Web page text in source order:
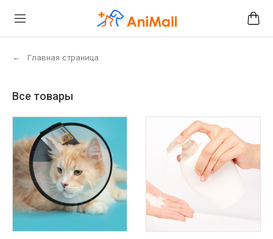
← Главная страница
Все товары